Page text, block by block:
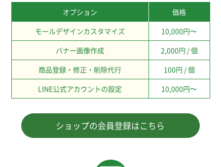
オプション
価格
モールデザインカスタマイズ
10,000円〜
バナー画像作成
2,000円 / 個
商品登録・修正・削除代行
100円 / 個
LINE公式アカウントの設定
10,000円〜
ショップの会員登録はこちら